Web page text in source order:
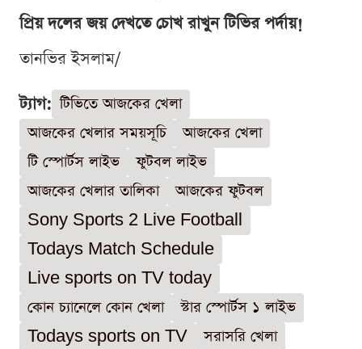
প্রিয় দলের জয় দেখতে চোখ রাখুন টিভির পর্দায়!
তানভির ইসলাম/
ট্যাগ: টিভিতে আজকের খেলা
আজকের খেলার সময়সূচি
আজকের খেলা
টি স্পোর্টস লাইভ
ফুটবল লাইভ
আজকের খেলার তালিকা
আজকের ফুটবল
Sony Sports 2 Live Football
Todays Match Schedule
Live sports on TV today
কোন চ্যানেলে কোন খেলা
স্টার স্পোর্টস ১ লাইভ
Todays sports on TV
সরাসরি খেলা